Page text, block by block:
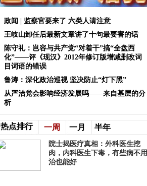
政闻 | 监察官要来了 六类人请注意
王岐山卸任后最新文章讲了十句最要害的话
陈守礼：岂容与共产党“对着干”搞“全盘西
化”——评《现汉》2012年修订版增减删改词
目词语的错误
鲁涛：深化政治巡视 坚决防止“灯下黑”
从严治党会影响经济发展吗——来自基层的分
析
热点排行 一周 一月 半年
院士揭医疗真相：外科医生挖
肉，内科医生下毒，有些病不用
治也能好